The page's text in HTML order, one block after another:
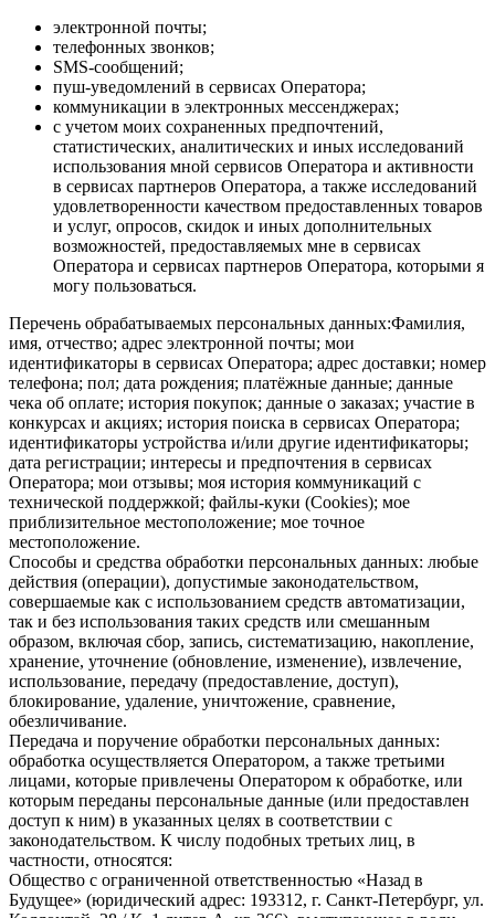
электронной почты;
телефонных звонков;
SMS-сообщений;
пуш-уведомлений в сервисах Оператора;
коммуникации в электронных мессенджерах;
с учетом моих сохраненных предпочтений,
статистических, аналитических и иных исследований
использования мной сервисов Оператора и активности
в сервисах партнеров Оператора, а также исследований
удовлетворенности качеством предоставленных товаров
и услуг, опросов, скидок и иных дополнительных
возможностей, предоставляемых мне в сервисах
Оператора и сервисах партнеров Оператора, которыми я
могу пользоваться.
Перечень обрабатываемых персональных данных:Фамилия,
имя, отчество; адрес электронной почты; мои
идентификаторы в сервисах Оператора; адрес доставки; номер
телефона; пол; дата рождения; платёжные данные; данные
чека об оплате; история покупок; данные о заказах; участие в
конкурсах и акциях; история поиска в сервисах Оператора;
идентификаторы устройства и/или другие идентификаторы;
дата регистрации; интересы и предпочтения в сервисах
Оператора; мои отзывы; моя история коммуникаций с
технической поддержкой; файлы-куки (Cookies); мое
приблизительное местоположение; мое точное
местоположение.
Способы и средства обработки персональных данных: любые
действия (операции), допустимые законодательством,
совершаемые как с использованием средств автоматизации,
так и без использования таких средств или смешанным
образом, включая сбор, запись, систематизацию, накопление,
хранение, уточнение (обновление, изменение), извлечение,
использование, передачу (предоставление, доступ),
блокирование, удаление, уничтожение, сравнение,
обезличивание.
Передача и поручение обработки персональных данных:
обработка осуществляется Оператором, а также третьими
лицами, которые привлечены Оператором к обработке, или
которым переданы персональные данные (или предоставлен
доступ к ним) в указанных целях в соответствии с
законодательством. К числу подобных третьих лиц, в
частности, относятся:
Общество с ограниченной ответственностью «Назад в
Будущее» (юридический адрес: 193312, г. Санкт-Петербург, ул.